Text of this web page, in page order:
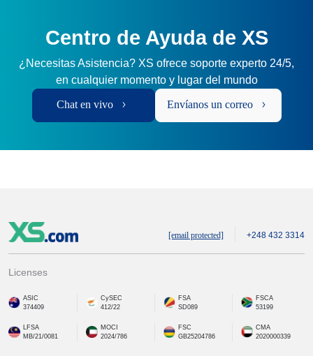
Centro de Ayuda de XS
¿Necesitas Asistencia? XS ofrece soporte experto 24/5,
en cualquier momento y lugar del mundo
Chat en vivo Envíanos un correo
[email protected] +248 432 3314
Licenses
ASIC
374409
CySEC
412/22
FSA
SD089
FSCA
53199
LFSA
MB/21/0081
MOCI
2024/786
FSC
GB25204786
CMA
2020000339